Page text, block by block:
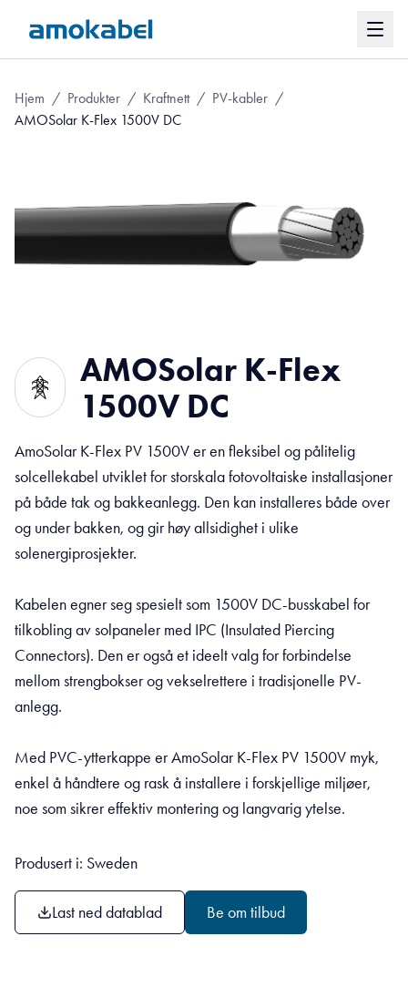
Hjem / Produkter / Kraftnett / PV-kabler /
AMOSolar K-Flex 1500V DC
AMOSolar K-Flex
1500V DC
AmoSolar K-Flex PV 1500V er en fleksibel og pålitelig
solcellekabel utviklet for storskala fotovoltaiske installasjoner
på både tak og bakkeanlegg. Den kan installeres både over
og under bakken, og gir høy allsidighet i ulike
solenergiprosjekter.
Kabelen egner seg spesielt som 1500V DC-busskabel for
tilkobling av solpaneler med IPC (Insulated Piercing
Connectors). Den er også et ideelt valg for forbindelse
mellom strengbokser og vekselrettere i tradisjonelle PV-
anlegg.
Med PVC-ytterkappe er AmoSolar K-Flex PV 1500V myk,
enkel å håndtere og rask å installere i forskjellige miljøer,
noe som sikrer effektiv montering og langvarig ytelse.
Produsert i: Sweden
Last ned datablad Be om tilbud